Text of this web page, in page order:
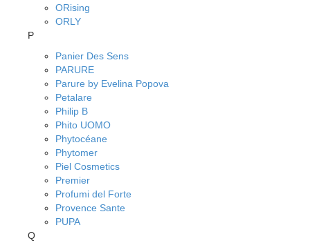
ORising
ORLY
P
Panier Des Sens
PARURE
Parure by Evelina Popova
Petalare
Philip B
Phito UOMO
Phytocéane
Phytomer
Piel Cosmetics
Premier
Profumi del Forte
Provence Sante
PUPA
Q